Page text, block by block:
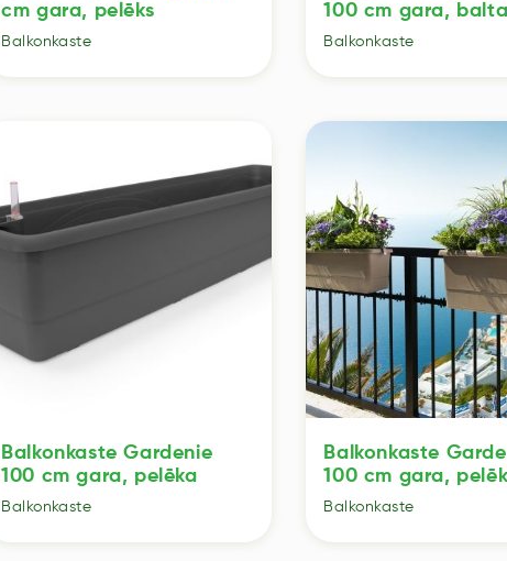
cm gara, pelēks
Balkonkaste
100 cm gara, balta
Balkonkaste
Balkonkaste Gardenie
100 cm gara, pelēka
Balkonkaste
Balkonkaste
100 cm gara,
Balkonkaste